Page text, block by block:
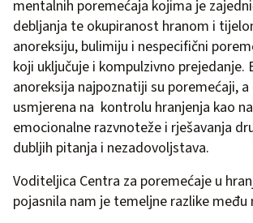
mentalnih poremećaja kojima je
debljanja te okupiranost hranom i
anoreksiju, bulimiju i nespecifični
koji uključuje i kompulzivno prejedanje.
anoreksija najpoznatiji su poremećaji, a
usmjerena na kontrolu hranjenja kao
emocionalne razvnoteže i rješavanja
dubljih pitanja i nezadovoljstava.
Voditeljica Centra za poremećaje u
pojasnila nam je temeljne razlike među